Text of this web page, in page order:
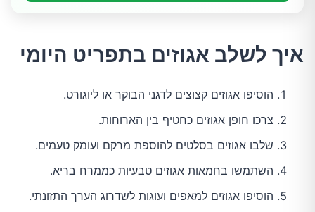
איך לשלב אגוזים בתפריט היומי
הוסיפו אגוזים קצוצים לדגני הבוקר או ליוגורט.
צרכו חופן אגוזים כחטיף בין הארוחות.
שלבו אגוזים בסלטים להוספת מרקם ועומק טעמים.
השתמשו בחמאות אגוזים טבעיות כממרח בריא.
הוסיפו אגוזים למאפים ועוגות לשדרוג הערך התזונתי.